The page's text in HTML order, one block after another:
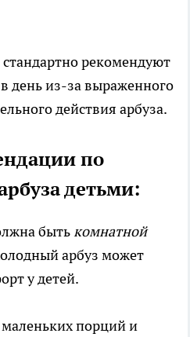
рекомендуют
день из-за выраженного
действия арбуза.
по
детьми:
бытькомнатной
арбуз может
у детей.
маленьких порций и